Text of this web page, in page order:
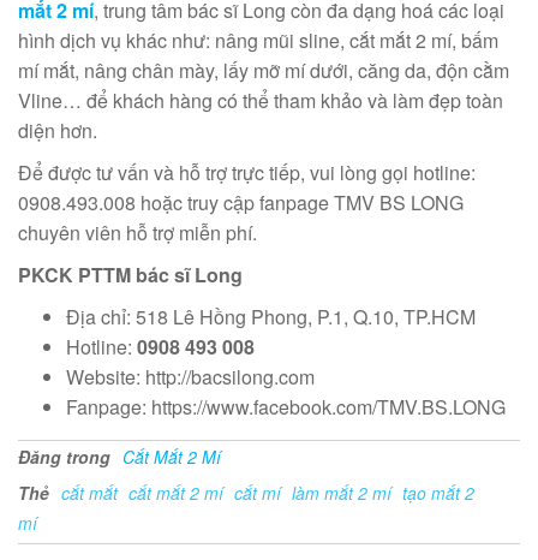
mắt 2 mí, trung tâm bác sĩ Long còn đa dạng hoá các loại
hình dịch vụ khác như: nâng mũi sline, cắt mắt 2 mí, bấm
mí mắt, nâng chân mày, lấy mỡ mí dưới, căng da, độn cằm
Vline… để khách hàng có thể tham khảo và làm đẹp toàn
diện hơn.
Để được tư vấn và hỗ trợ trực tiếp, vui lòng gọi hotline:
0908.493.008 hoặc truy cập fanpage TMV BS LONG
chuyên viên hỗ trợ miễn phí.
PKCK PTTM bác sĩ Long
Địa chỉ: 518 Lê Hồng Phong, P.1, Q.10, TP.HCM
Hotline: 0908 493 008
Website: http://bacsilong.com
Fanpage: https://www.facebook.com/TMV.BS.LONG
Đăng trong Cắt Mắt 2 Mí
Thẻ cắt mắt cắt mắt 2 mí cắt mí làm mắt 2 mí tạo mắt 2
mí